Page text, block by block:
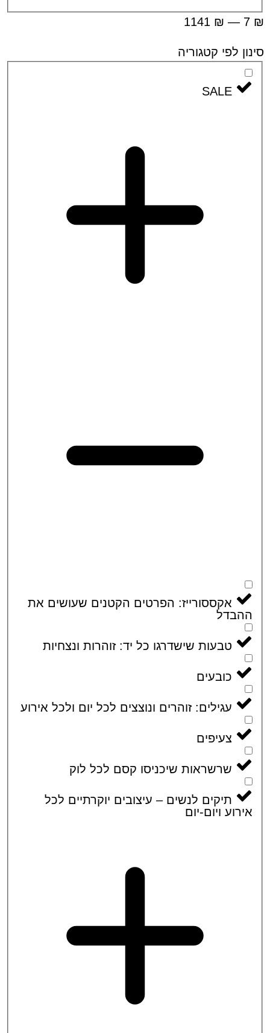
—
₪
1141
לפי קטגוריה
SALE
אקססורייז: הפרטים הקטנים שעושים את
טבעות שישדרגו כל יד: זוהרות ונצחיות
כובעים
עגילים: זוהרים ונוצצים לכל יום ולכל אירוע
צעיפים
שרשראות שיכניסו קסם לכל לוק
תיקים לנשים – עיצובים יוקרתיים לכל
ויום-יום